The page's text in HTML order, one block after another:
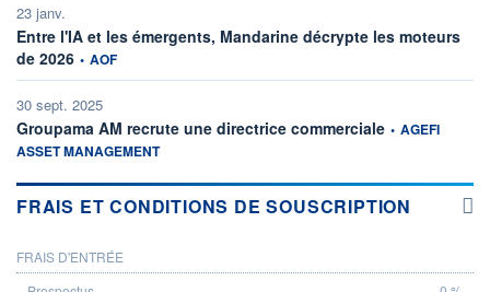
23 janv.
Entre l'IA et les émergents, Mandarine décrypte les moteurs
de 2026 information fournie par
• AOF
30 sept. 2025
Groupama AM recrute une directrice commerciale information
• AGEFI
ASSET MANAGEMENT
FRAIS ET CONDITIONS DE SOUSCRIPTION
PROSPECTUS
FRAIS D'ENTRÉE